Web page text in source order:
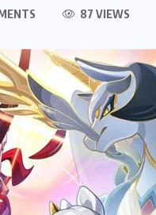
87 VIEWS